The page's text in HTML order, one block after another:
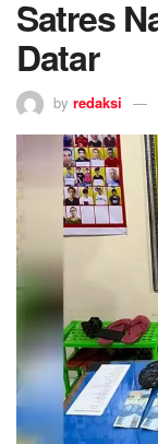
Satres
Datar
by redaksi